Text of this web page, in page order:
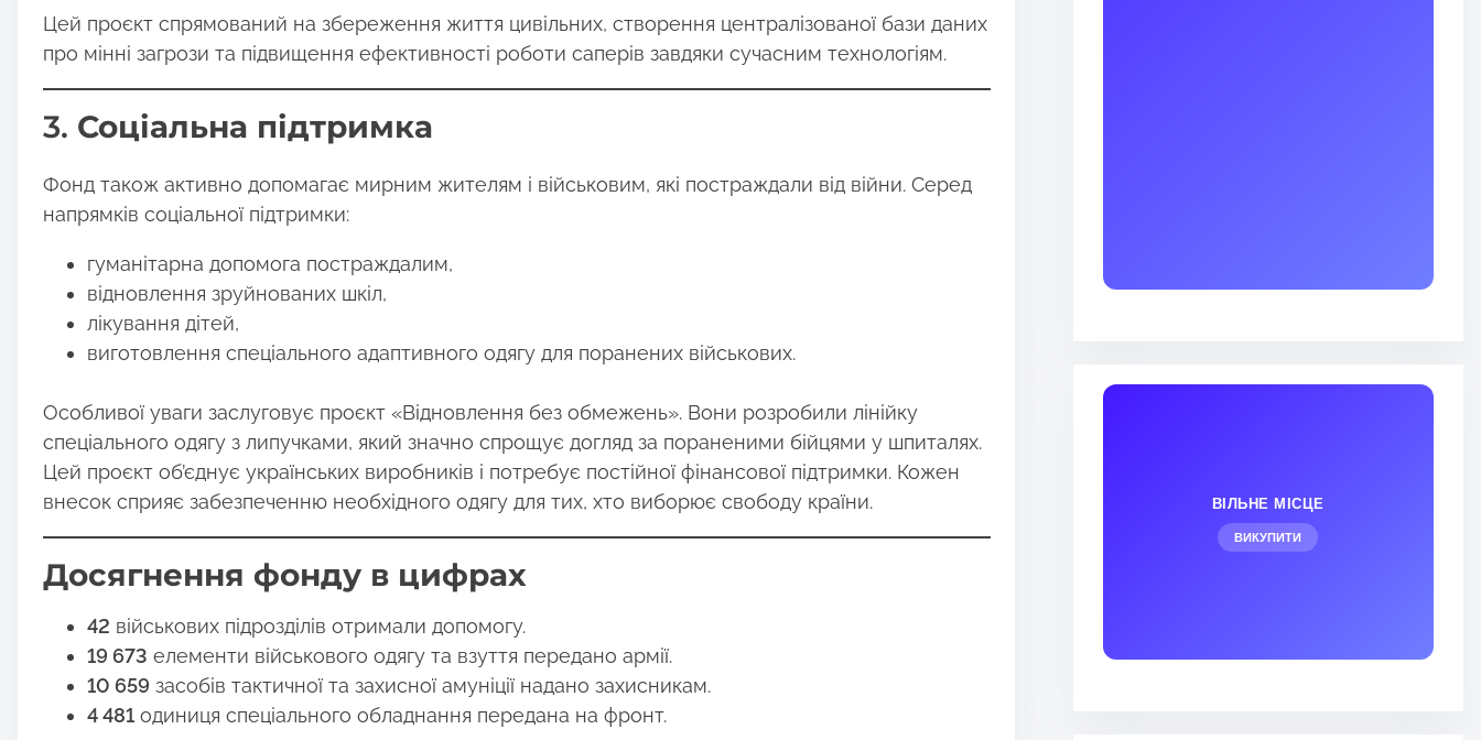
Цей проєкт спрямований на збереження життя цивільних, створення централізованої бази даних
про мінні загрози та підвищення ефективності роботи саперів завдяки сучасним технологіям.
3. Соціальна підтримка
Фонд також активно допомагає мирним жителям і військовим, які постраждали від війни. Серед
напрямків соціальної підтримки:
гуманітарна допомога постраждалим,
відновлення зруйнованих шкіл,
лікування дітей,
виготовлення спеціального адаптивного одягу для поранених військових.
Особливої уваги заслуговує проєкт «Відновлення без обмежень». Вони розробили лінійку
спеціального одягу з липучками, який значно спрощує догляд за пораненими бійцями у шпиталях.
Цей проєкт об’єднує українських виробників і потребує постійної фінансової підтримки. Кожен
внесок сприяє забезпеченню необхідного одягу для тих, хто виборює свободу країни.
Досягнення фонду в цифрах
42 військових підрозділів отримали допомогу.
19 673 елементи військового одягу та взуття передано армії.
10 659 засобів тактичної та захисної амуніції надано захисникам.
4 481одиниця спеціального обладнання передана на фронт.
ВІЛЬНЕ МІСЦЕ
ВИКУПИТИ